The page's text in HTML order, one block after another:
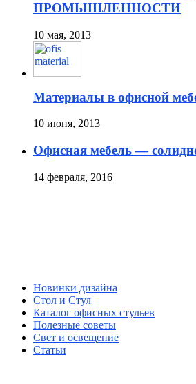
ПРОМЫШЛЕННОСТИ
10 мая, 2013
Материалы в офисной
10 июня, 2013
Офисная мебель —
14 февраля, 2016
Новинки дизайна
Стол и Стул
Каталог офисных стульев
Полезные советы
Свет и освещение
Статьи